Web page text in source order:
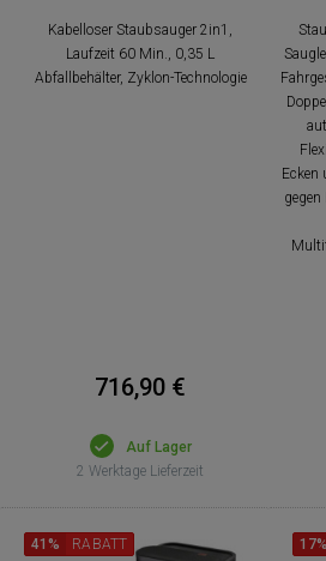
Kabelloser Staubsauger 2in1,
Laufzeit 60 Min., 0,35 L
Abfallbehälter, Zyklon-Technologie
716,90 €
Auf Lager
2 Werktage Lieferzeit
Ecken
41% RABATT 17%